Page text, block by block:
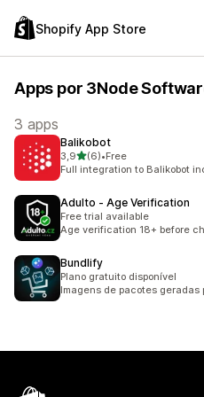
Shopify App Store
Apps por 3Node
3 apps
Balikobot
3,9de 5 estrelas
(6)
6 avaliações ao todo
•Free
Full integration to Balikobot
Adulto ‑ Age Verification
Free trial available
Age verification 18+ before
Bundlify
Plano gratuito disponível
Imagens de pacotes geradas